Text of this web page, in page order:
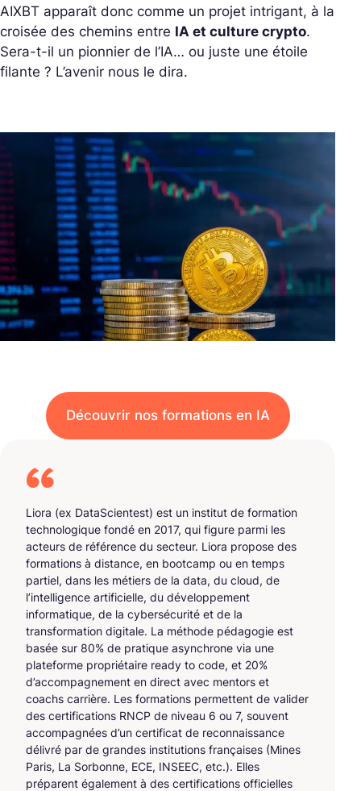
AIXBT apparaît donc comme un projet intrigant, à la
croisée des chemins entre IA et culture crypto.
Sera-t-il un pionnier de l’IA… ou juste une étoile
filante ? L’avenir nous le dira.
Découvrir nos formations en IA
Liora (ex DataScientest) est un institut de formation
technologique fondé en 2017, qui figure parmi les
acteurs de référence du secteur. Liora propose des
formations à distance, en bootcamp ou en temps
partiel, dans les métiers de la data, du cloud, de
l’intelligence artificielle, du développement
informatique, de la cybersécurité et de la
transformation digitale. La méthode pédagogie est
basée sur 80% de pratique asynchrone via une
plateforme propriétaire ready to code, et 20%
d’accompagnement en direct avec mentors et
coachs carrière. Les formations permettent de valider
des certifications RNCP de niveau 6 ou 7, souvent
accompagnées d’un certificat de reconnaissance
délivré par de grandes institutions françaises (Mines
Paris, La Sorbonne, ECE, INSEEC, etc.). Elles
préparent également à des certifications officielles